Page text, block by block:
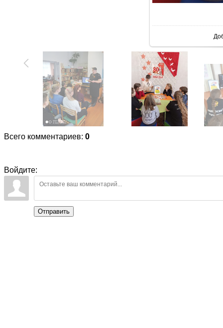
Всего комментариев: 0
Войдите:
Отправить